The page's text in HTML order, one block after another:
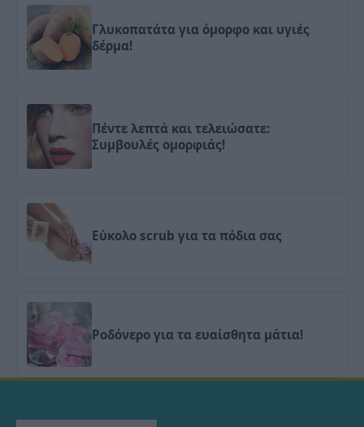
Γλυκοπατάτα για όμορφο και υγιές
δέρμα!
Πέντε λεπτά και τελειώσατε:
Συμβουλές ομορφιάς!
Εύκολο scrub για τα πόδια σας
Ροδόνερο για τα ευαίσθητα μάτια!